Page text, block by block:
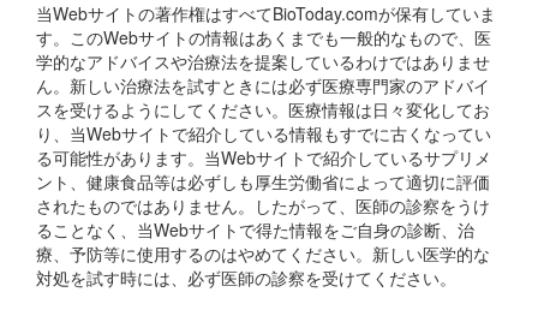
当Webサイトの著作権はすべてBioToday.comが保有していま
す。このWebサイトの情報はあくまでも一般的なもので、医
学的なアドバイスや治療法を提案しているわけではありませ
ん。新しい治療法を試すときには必ず医療専門家のアドバイ
スを受けるようにしてください。医療情報は日々変化してお
り、当Webサイトで紹介している情報もすでに古くなってい
る可能性があります。当Webサイトで紹介しているサプリメ
ント、健康食品等は必ずしも厚生労働省によって適切に評価
されたものではありません。したがって、医師の診察をうけ
ることなく、当Webサイトで得た情報をご自身の診断、治
療、予防等に使用するのはやめてください。新しい医学的な
対処を試す時には、必ず医師の診察を受けてください。